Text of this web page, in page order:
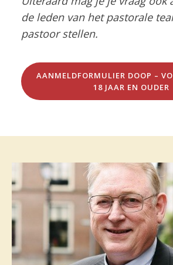
de leden van het pastorale
pastoor stellen.
AANMELDFORMULIER DOOP –
18 JAAR EN OUDER